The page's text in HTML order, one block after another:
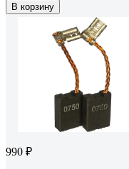
В корзину
990 ₽